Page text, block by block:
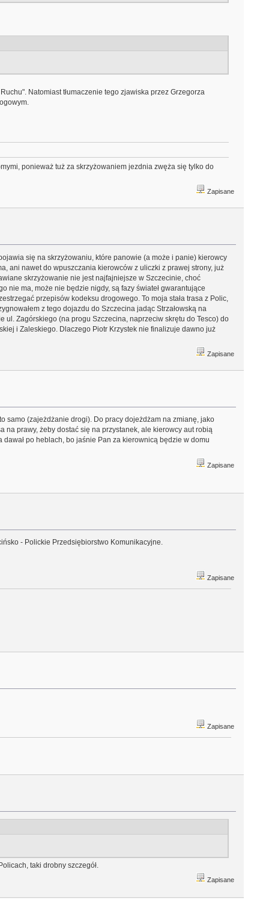
Natomiast tłumaczenie tego zjawiska przez Grzegorza
ponieważ tuż za skrzyżowaniem jezdnia zwęża się tylko do
Zapisane
się na skrzyżowaniu, które panowie (a może i panie) kierowcy
ani nawet do wpuszczania kierowców z uliczki z prawej strony, już
skrzyżowanie nie jest najfajniejsze w Szczecinie, choć
nie ma, może nie będzie nigdy, są fazy świateł gwarantujące
przepisów kodeksu drogowego. To moja stała trasa z Polic,
z tego dojazdu do Szczecina jadąc Strzałowską na
ul. Zagórskiego (na progu Szczecina, naprzeciw skrętu do Tesco) do
i Zaleskiego. Dlaczego Piotr Krzystek nie finalizuje dawno już
Zapisane
samo (zajeżdżanie drogi). Do pracy dojeżdżam na zmianę, jako
na prawy, żeby dostać się na przystanek, ale kierowcy aut robią
po heblach, bo jaśnie Pan za kierownicą będzie w domu
Zapisane
- Polickie Przedsiębiorstwo Komunikacyjne.
Zapisane
Zapisane
taki drobny szczegół.
Zapisane